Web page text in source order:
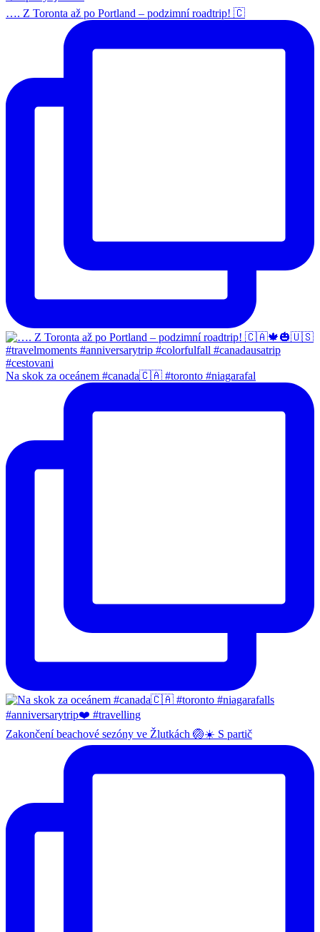
…. Z Toronta až po Portland – podzimní roadtrip! 🇨
Na skok za oceánem #canada🇨🇦 #toronto #niagarafal
Zakončení beachové sezóny ve Žlutkách 🏐☀️ S partič